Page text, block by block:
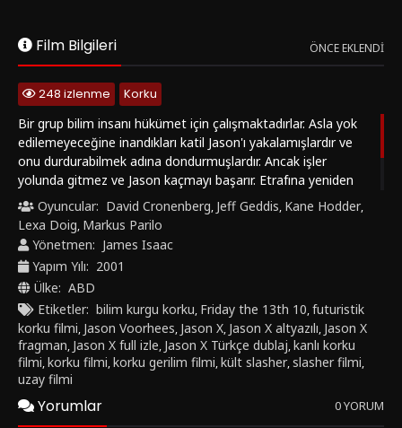
Film Bilgileri ÖNCE EKLENDI
248 izlenme
Korku
Bir grup bilim insanı hükümet için çalışmaktadırlar. Asla yok
edilemeyeceğine inandıkları katil Jason'ı yakalamışlardır ve
onu durdurabilmek adına dondurmuşlardır. Ancak işler
yolunda gitmez ve Jason kaçmayı başarır. Etrafına yeniden
dehşet saçmaya başlar. Araştırmacılar Jason'ı tekrar
yakalamayı başarırlar ancak Rowan isimli bir araştırmacıyı da
Jason ile beraber dondururlar.
Oyuncular: David Cronenberg, Jeff Geddis, Kane Hodder,
Lexa Doig, Markus Parilo
Yönetmen: James Isaac
Yapım Yılı: 2001
Ülke: ABD
Etiketler: bilim kurgu korku, Friday the 13th 10,futuristik
korku filmi, Jason Voorhees, Jason X, Jason X altyazılı, Jason X
fragman, Jason X full izle, Jason X Türkçe dublaj,kanlı korku
filmi,korku filmi,korku gerilim filmi,kült slasher,slasher filmi,
uzay filmi
Yorumlar 0 YORUM